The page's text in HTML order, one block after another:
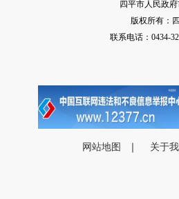
四平市人民政
版权所有：
联系电话：0434-
网站地图 ｜ 关于